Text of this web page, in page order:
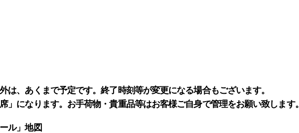
は、あくまで予定です。終了時刻等が変更になる場合もございます。
」になります。お手荷物・貴重品等はお客様ご自身で管理をお願い致します。
ル」地図